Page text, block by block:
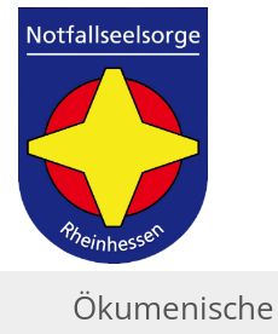
Zum Inhalt springen